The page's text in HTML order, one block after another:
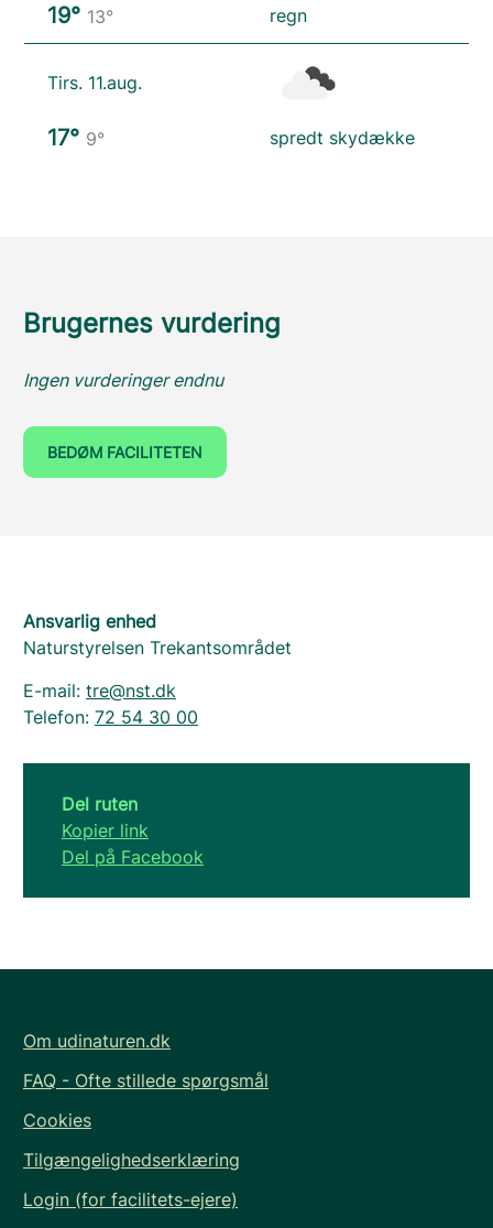
19° 13° regn
Tirs. 11.aug.
17° 9° spredt skydække
Brugernes vurdering
Ingen vurderinger endnu
BEDØM FACILITETEN
Ansvarlig enhed
Naturstyrelsen Trekantsområdet
E-mail: tre@nst.dk
Telefon: 72 54 30 00
Del ruten
Kopier link
Del på Facebook
Om udinaturen.dk
FAQ - Ofte stillede spørgsmål
Cookies
Tilgængelighedserklæring
Login (for facilitets-ejere)